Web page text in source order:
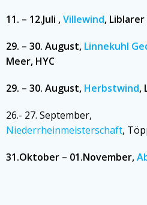
11. – 12.Juli ,Villewind, Liblarer
29. – 30. August, Linnekuhl
Meer, HYC
29. – 30. August, Herbstwind,
26.- 27. September,
Niederrheinmeisterschaft,
31.Oktober – 01.November,